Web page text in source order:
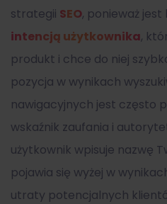
strategii SEO, ponieważ
intencją użytkownika,
produkt i chce do niej
pozycja w wynikach
nawigacyjnych jest często
wskaźnik zaufania i
użytkownik wpisuje nazwę
pojawia się wyżej w
utraty potencjalnych